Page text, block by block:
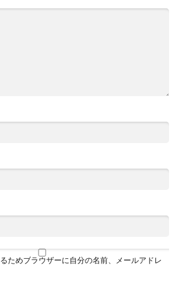
ためブラウザーに自分の名前、メールアドレ